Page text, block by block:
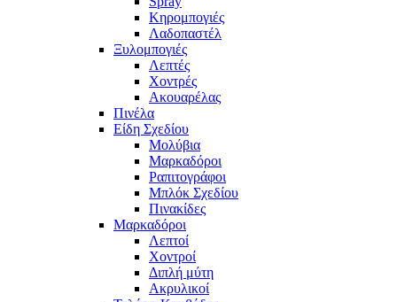
Κηρομπογιές
Λαδοπαστέλ
Ξυλομπογιές
Λεπτές
Χοντρές
Ακουαρέλας
Πινέλα
Είδη Σχεδίου
Μολύβια
Μαρκαδόροι
Ραπιτογράφοι
Μπλόκ Σχεδίου
Πινακίδες
Μαρκαδόροι
Λεπτοί
Χοντροί
Διπλή μύτη
Ακρυλικοί